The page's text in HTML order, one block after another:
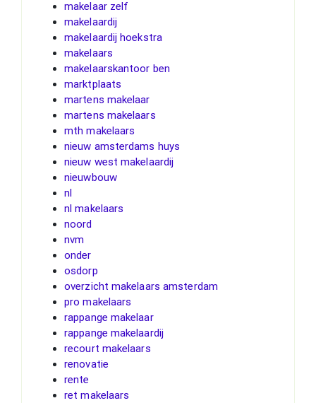
makelaar zelf
makelaardij
makelaardij hoekstra
makelaars
makelaarskantoor ben
marktplaats
martens makelaar
martens makelaars
mth makelaars
nieuw amsterdams huys
nieuw west makelaardij
nieuwbouw
nl
nl makelaars
noord
nvm
onder
osdorp
overzicht makelaars amsterdam
pro makelaars
rappange makelaar
rappange makelaardij
recourt makelaars
renovatie
rente
ret makelaars